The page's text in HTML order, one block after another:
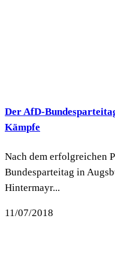
Der AfD-
Kämpfe
Nach dem erfolgreichen
Bundesparteitag in
Hintermayr...
11/07/2018